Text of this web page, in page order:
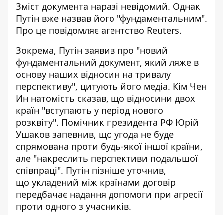
Зміст документа наразі невідомий. Однак
Путін вже назвав його "фундаментальним".
Про це повідомляє агентство Reuters.
Зокрема, Путін заявив про "новий
фундаментальний документ, який ляже в
основу наших відносин на тривалу
перспективу", цитують його медіа. Кім Чен
Ин натомість сказав, що відносини двох
країн "вступають у період нового
розквіту". Помічник президента РФ Юрій
Ушаков запевнив, що угода не буде
спрямована проти будь-якої іншої країни,
але "накреслить перспективи подальшої
співпраці". Путін пізніше уточнив,
що укладений між країнами договір
передбачає надання допомоги при агресії
проти одного з учасників.